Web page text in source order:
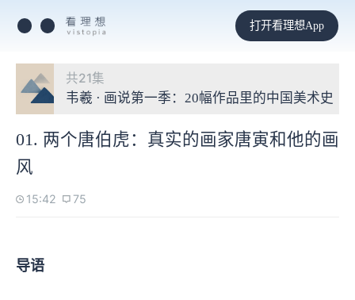
打开看理想App
共21集
韦羲 · 画说第一季：20幅作品里的中国美术史
01. 两个唐伯虎：真实的画家唐寅和他的画
风
15:42 75
导语